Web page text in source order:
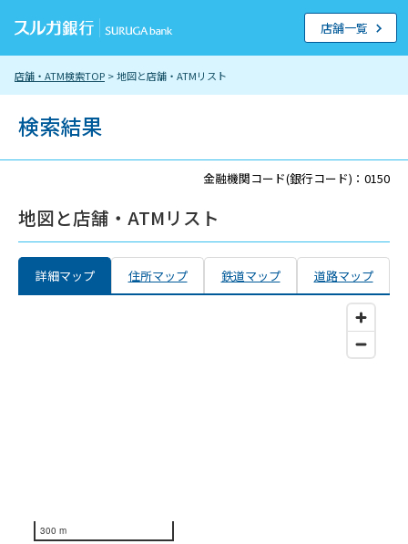
店舗・ATM検索TOP > 地図と店舗・ATMリスト
店舗一覧
検索結果
金融機関コード(銀行コード)：0150
地図と店舗・ATMリスト
詳細マップ 住所マップ 鉄道マップ 道路マップ
300 m